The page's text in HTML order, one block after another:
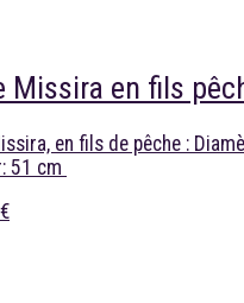
Missira en fils
en fils de pêche :
51 cm